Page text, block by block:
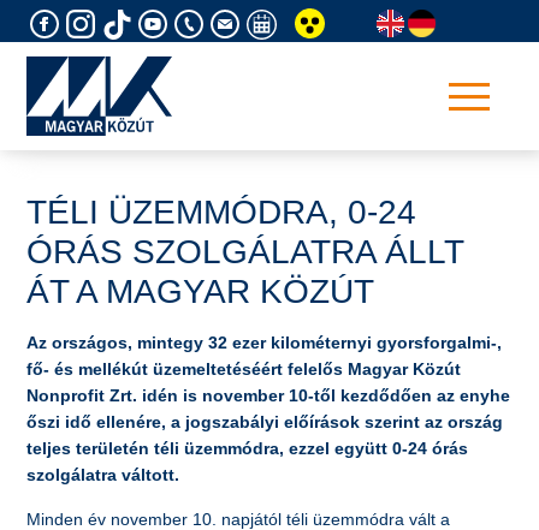
to
TÉLI ÜZEMMÓDRA, 0-24
ÓRÁS SZOLGÁLATRA ÁLLT
ÁT A MAGYAR KÖZÚT
Az országos, mintegy 32 ezer kilométernyi gyorsforgalmi-,
fő- és mellékút üzemeltetéséért felelős Magyar Közút
Nonprofit Zrt. idén is november 10-től kezdődően az enyhe
őszi idő ellenére, a jogszabályi előírások szerint az ország
teljes területén téli üzemmódra, ezzel együtt 0-24 órás
szolgálatra váltott.
Minden év november 10. napjától téli üzemmódra vált a